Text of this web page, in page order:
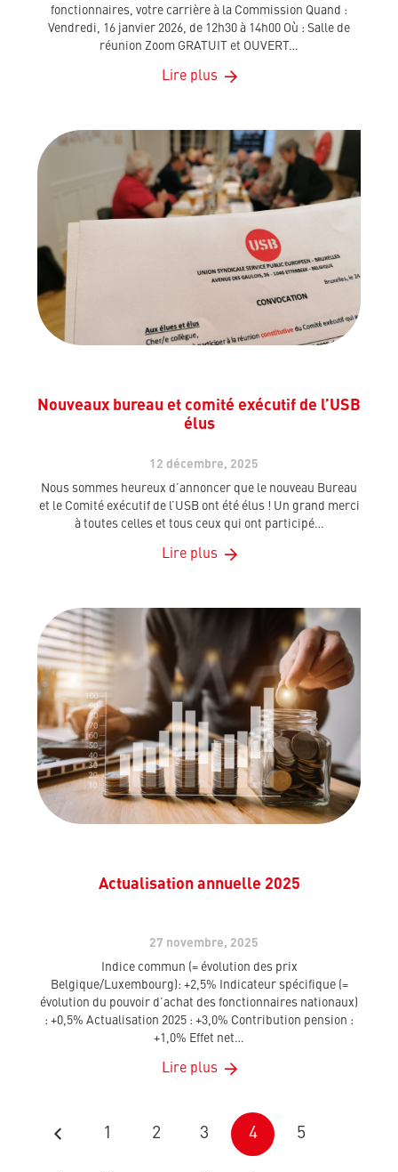
fonctionnaires, votre carrière à la Commission Quand :
Vendredi, 16 janvier 2026, de 12h30 à 14h00 Où : Salle de
réunion Zoom GRATUIT et OUVERT…
Lire plus
Nouveaux bureau et comité exécutif de l’USB
élus
12 décembre, 2025
Nous sommes heureux d’annoncer que le nouveau Bureau
et le Comité exécutif de l’USB ont été élus ! Un grand merci
à toutes celles et tous ceux qui ont participé…
Lire plus
Actualisation annuelle 2025
27 novembre, 2025
Indice commun (= évolution des prix
Belgique/Luxembourg): +2,5% Indicateur spécifique (=
évolution du pouvoir d’achat des fonctionnaires nationaux)
: +0,5% Actualisation 2025 : +3,0% Contribution pension :
+1,0% Effet net…
Lire plus
1 2 3 4 5